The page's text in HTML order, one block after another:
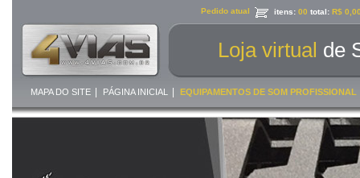
Pedido atual itens: 00 total: R$
Loja virtual de
MAPA DO SITE PÁGINA INICIAL EQUIPAMENTOS DE SOM PROFISSIONAL